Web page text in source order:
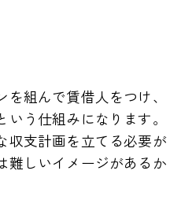
組んで賃借人をつけ、
う仕組みになります。
収支計画を立てる必要が
難しいイメージがあるか